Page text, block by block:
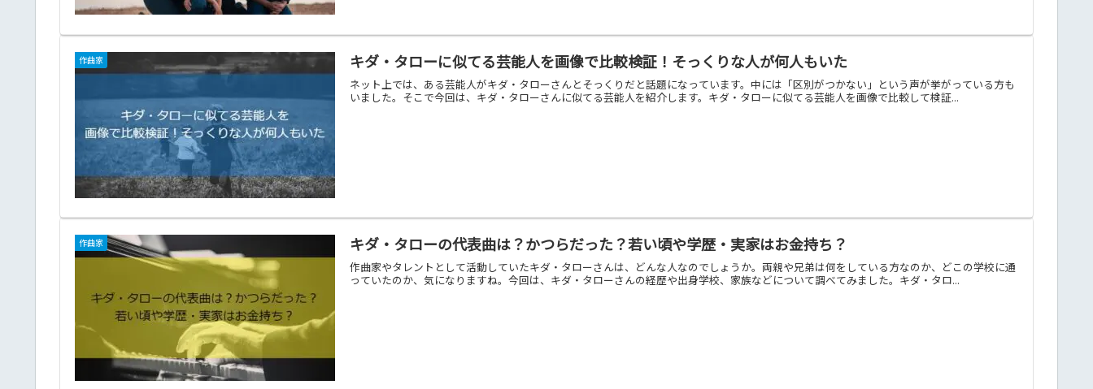
作曲家 キダ・タローに似てる芸能人を画像で比較検証！そっくりな人が何人もいた
ネット上では、ある芸能人がキダ・タローさんとそっくりだと話題になっています。中には「区別がつかない」という声が挙がっている方も
いました。そこで今回は、キダ・タローさんに似てる芸能人を紹介します。キダ・タローに似てる芸能人を画像で比較して検証...
作曲家 キダ・タローの代表曲は？かつらだった？若い頃や学歴・実家はお金持ち？
作曲家やタレントとして活動していたキダ・タローさんは、どんな人なのでしょうか。両親や兄弟は何をしている方なのか、どこの学校に通
っていたのか、気になりますね。今回は、キダ・タローさんの経歴や出身学校、家族などについて調べてみました。キダ・タロ...